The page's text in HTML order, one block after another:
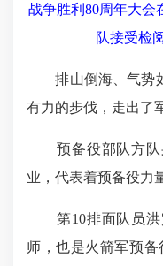
战争胜利80周年大会
队接受检
排山倒海、气势如
有力的步伐，走出了
预备役部队方队
业，代表着预备役力
第10排面队员洪
师，也是火箭军预备